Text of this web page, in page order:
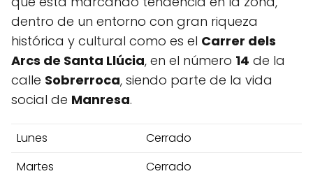
dentro de un entorno con gran riqueza
histórica y cultural como es el Carrer dels
Arcs de Santa Llúcia, en el número 14 de la
calle Sobrerroca, siendo parte de la vida
social de Manresa.
Lunes
Cerrado
Martes
Cerrado